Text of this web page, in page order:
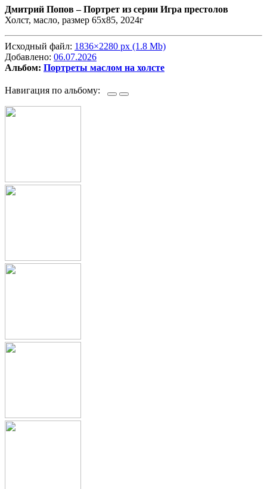
Дмитрий Попов –Портрет из серии Игра престолов
Холст, масло, размер 65х85, 2024г
Исходный файл: 1836×2280 px (1.8 Mb)
Добавлено: 06.07.2026
Альбом: Портреты маслом на холсте
Навигация по альбому: